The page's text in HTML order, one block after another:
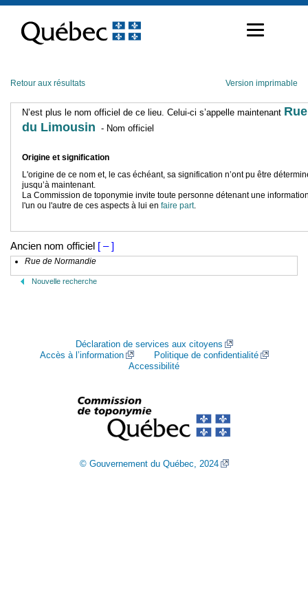
contenu
Retour aux résultats Version imprimable
N’est plus le nom officiel de ce lieu. Celui-ci s’appelle maintenant Rue
du Limousin - Nom officiel
Origine et signification
L'origine de ce nom et, le cas échéant, sa signification n’ont pu être
jusqu’à maintenant.
La Commission de toponymie invite toute personne détenant une
l'un ou l'autre de ces aspects à lui en faire part.
Ancien nom officiel [ – ]
Rue de Normandie
Nouvelle recherche
Déclaration de services aux citoyens
Accès à l’information
Politique de confidentialité
Accessibilité
© Gouvernement du Québec, 2024